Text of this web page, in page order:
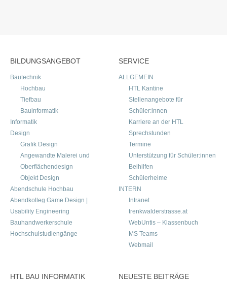
BILDUNGSANGEBOT
Bautechnik
Hochbau
Tiefbau
Bauinformatik
Informatik
Design
Grafik Design
Angewandte Malerei und
Oberflächendesign
Objekt Design
Abendschule Hochbau
Abendkolleg Game Design |
Usability Engineering
Bauhandwerkerschule
Hochschulstudiengänge
SERVICE
ALLGEMEIN
HTL Kantine
Stellenangebote für
Schüler:innen
Karriere an der HTL
Sprechstunden
Termine
Unterstützung für Schüler:innen
Beihilfen
Schülerheime
INTERN
Intranet
trenkwalderstrasse.at
WebUntis – Klassenbuch
MS Teams
Webmail
HTL BAU INFORMATIK
NEUESTE BEITRÄGE